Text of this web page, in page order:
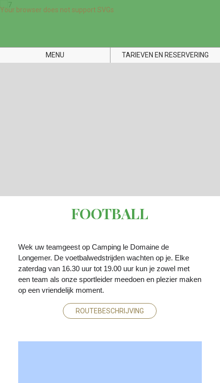
Your browser does not support SVGs
MENU TARIEVEN EN RESERVERING
FOOTBALL
Wek uw teamgeest op Camping le Domaine de
Longemer. De voetbalwedstrijden wachten op je. Elke
zaterdag van 16.30 uur tot 19.00 uur kun je zowel met
een team als onze sportleider meedoen en plezier maken
op een vriendelijk moment.
ROUTEBESCHRIJVING